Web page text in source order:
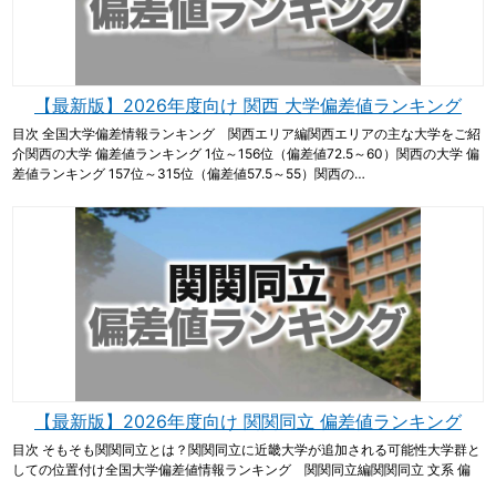
【最新版】2026年度向け 関西 大学偏差値ランキング
目次 全国大学偏差情報ランキング 関西エリア編関西エリアの主な大学をご紹
介関西の大学 偏差値ランキング 1位～156位（偏差値72.5～60）関西の大学 偏
差値ランキング 157位～315位（偏差値57.5～55）関西の…
【最新版】2026年度向け 関関同立 偏差値ランキング
目次 そもそも関関同立とは？関関同立に近畿大学が追加される可能性大学群と
しての位置付け全国大学偏差値情報ランキング 関関同立編関関同立 文系 偏